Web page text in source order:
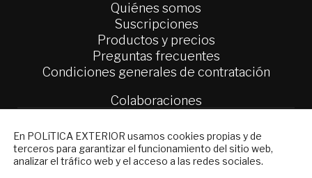
Quiénes somos
Suscripciones
Productos y precios
Preguntas frecuentes
Condiciones generales de contratación
Colaboraciones
Contacto
Política Exterior
En POLíTICA EXTERIOR usamos cookies propias y de
terceros para garantizar el funcionamiento del sitio web,
analizar el tráfico web y el acceso a las redes sociales.
NEWSLETTER
Suscríbase a nuestro boletín electrónico y
reciba en su correo el mejor análisis